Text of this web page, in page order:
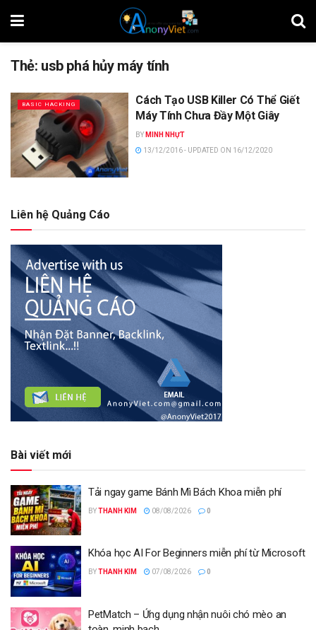
Thẻ: usb phá hủy máy tính
BASIC HACKING
Cách Tạo USB Killer Có Thể Giết
Máy Tính Chưa Đầy Một Giây
BY MINH NHỰT
13/12/2016 - UPDATED ON 16/12/2020
Liên hệ Quảng Cáo
Bài viết mới
Tải ngay game Bánh Mì Bách Khoa miễn phí
BYTHANH KIM 08/08/2026 0
Khóa học AI For Beginners miễn phí từ Microsoft
BYTHANH KIM 07/08/2026 0
PetMatch – Ứng dụng nhận nuôi chó mèo an